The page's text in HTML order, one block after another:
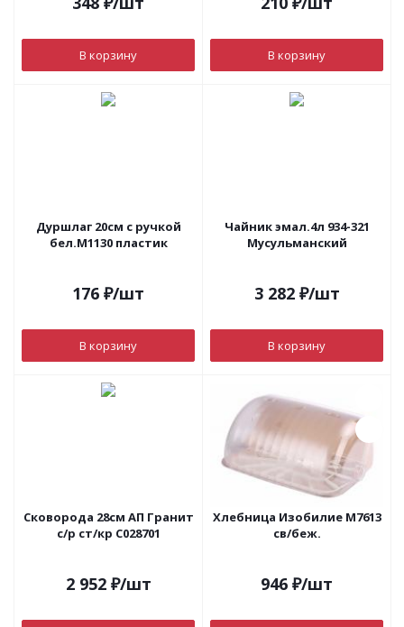
В корзину В корзину
Дуршлаг 20см с ручкой
бел.М1130 пластик
176 ₽/шт
В корзину
Чайник эмал.4л 934-321
Мусульманский
3 282₽/шт
В корзину
Сковорода 28см АП Гранит
с/р ст/кр С028701
2 952₽/шт
Хлебница Изобилие М7613
св/беж.
946 ₽/шт